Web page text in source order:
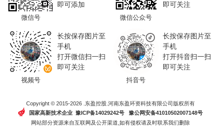
微信号
即可添加
微信公众号
即可关注
视频号
长按保存图片至
手机
打开微信扫一扫
即可关注
抖音号
长按保存图片至
手机
打开抖音扫一扫
即可关注
Copyright © 2015-2026 .东盈控股.河南东盈环资科技有限公司版权所有
国家高新技术企业 豫ICP备14029242号豫公网安备41010502007148号
网站部分资源来自互联网及公开渠道,如有侵权请及时联系我们删除